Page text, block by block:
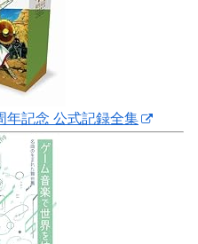
年記念 公式記録全集